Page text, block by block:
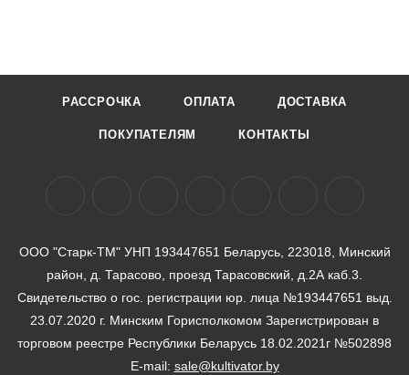
РАССРОЧКА ОПЛАТА ДОСТАВКА
ПОКУПАТЕЛЯМ КОНТАКТЫ
ООО "Старк-ТМ" УНП 193447651 Беларусь, 223018, Минский
район, д. Тарасово, проезд Тарасовский, д.2А каб.3.
Свидетельство о гос. регистрации юр. лица №193447651 выд.
23.07.2020 г. Минским Горисполкомом Зарегистрирован в
торговом реестре Республики Беларусь 18.02.2021г №502898
E-mail: sale@kultivator.by